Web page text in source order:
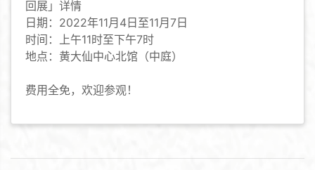
回展」详情
日期：2022年11月4日至11月7日
时间：上午11时至下午7时
地点：黄大仙中心北馆（中庭）
费用全免，欢迎参观！